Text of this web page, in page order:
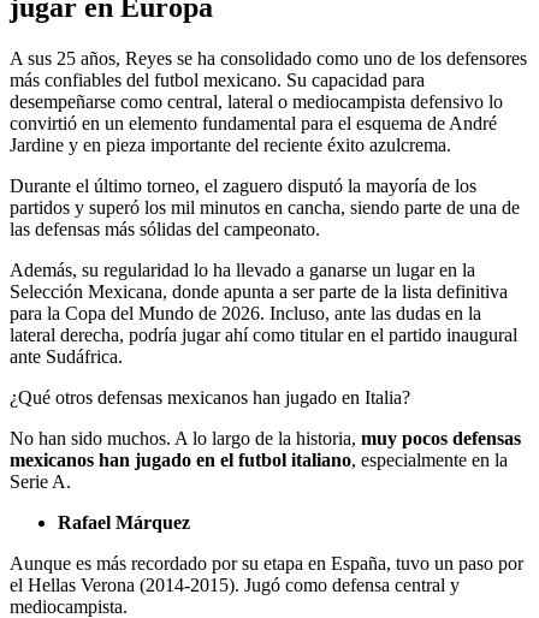
jugar en Europa
A sus 25 años, Reyes se ha consolidado como uno de los defensores
más confiables del futbol mexicano. Su capacidad para
desempeñarse como central, lateral o mediocampista defensivo lo
convirtió en un elemento fundamental para el esquema de André
Jardine y en pieza importante del reciente éxito azulcrema.
Durante el último torneo, el zaguero disputó la mayoría de los
partidos y superó los mil minutos en cancha, siendo parte de una de
las defensas más sólidas del campeonato.
Además, su regularidad lo ha llevado a ganarse un lugar en la
Selección Mexicana, donde apunta a ser parte de la lista definitiva
para la Copa del Mundo de 2026. Incluso, ante las dudas en la
lateral derecha, podría jugar ahí como titular en el partido inaugural
ante Sudáfrica.
¿Qué otros defensas mexicanos han jugado en Italia?
No han sido muchos. A lo largo de la historia, muy pocos defensas
mexicanos han jugado en el futbol italiano, especialmente en la
Serie A.
Rafael Márquez
Aunque es más recordado por su etapa en España, tuvo un paso por
el Hellas Verona (2014-2015). Jugó como defensa central y
mediocampista.